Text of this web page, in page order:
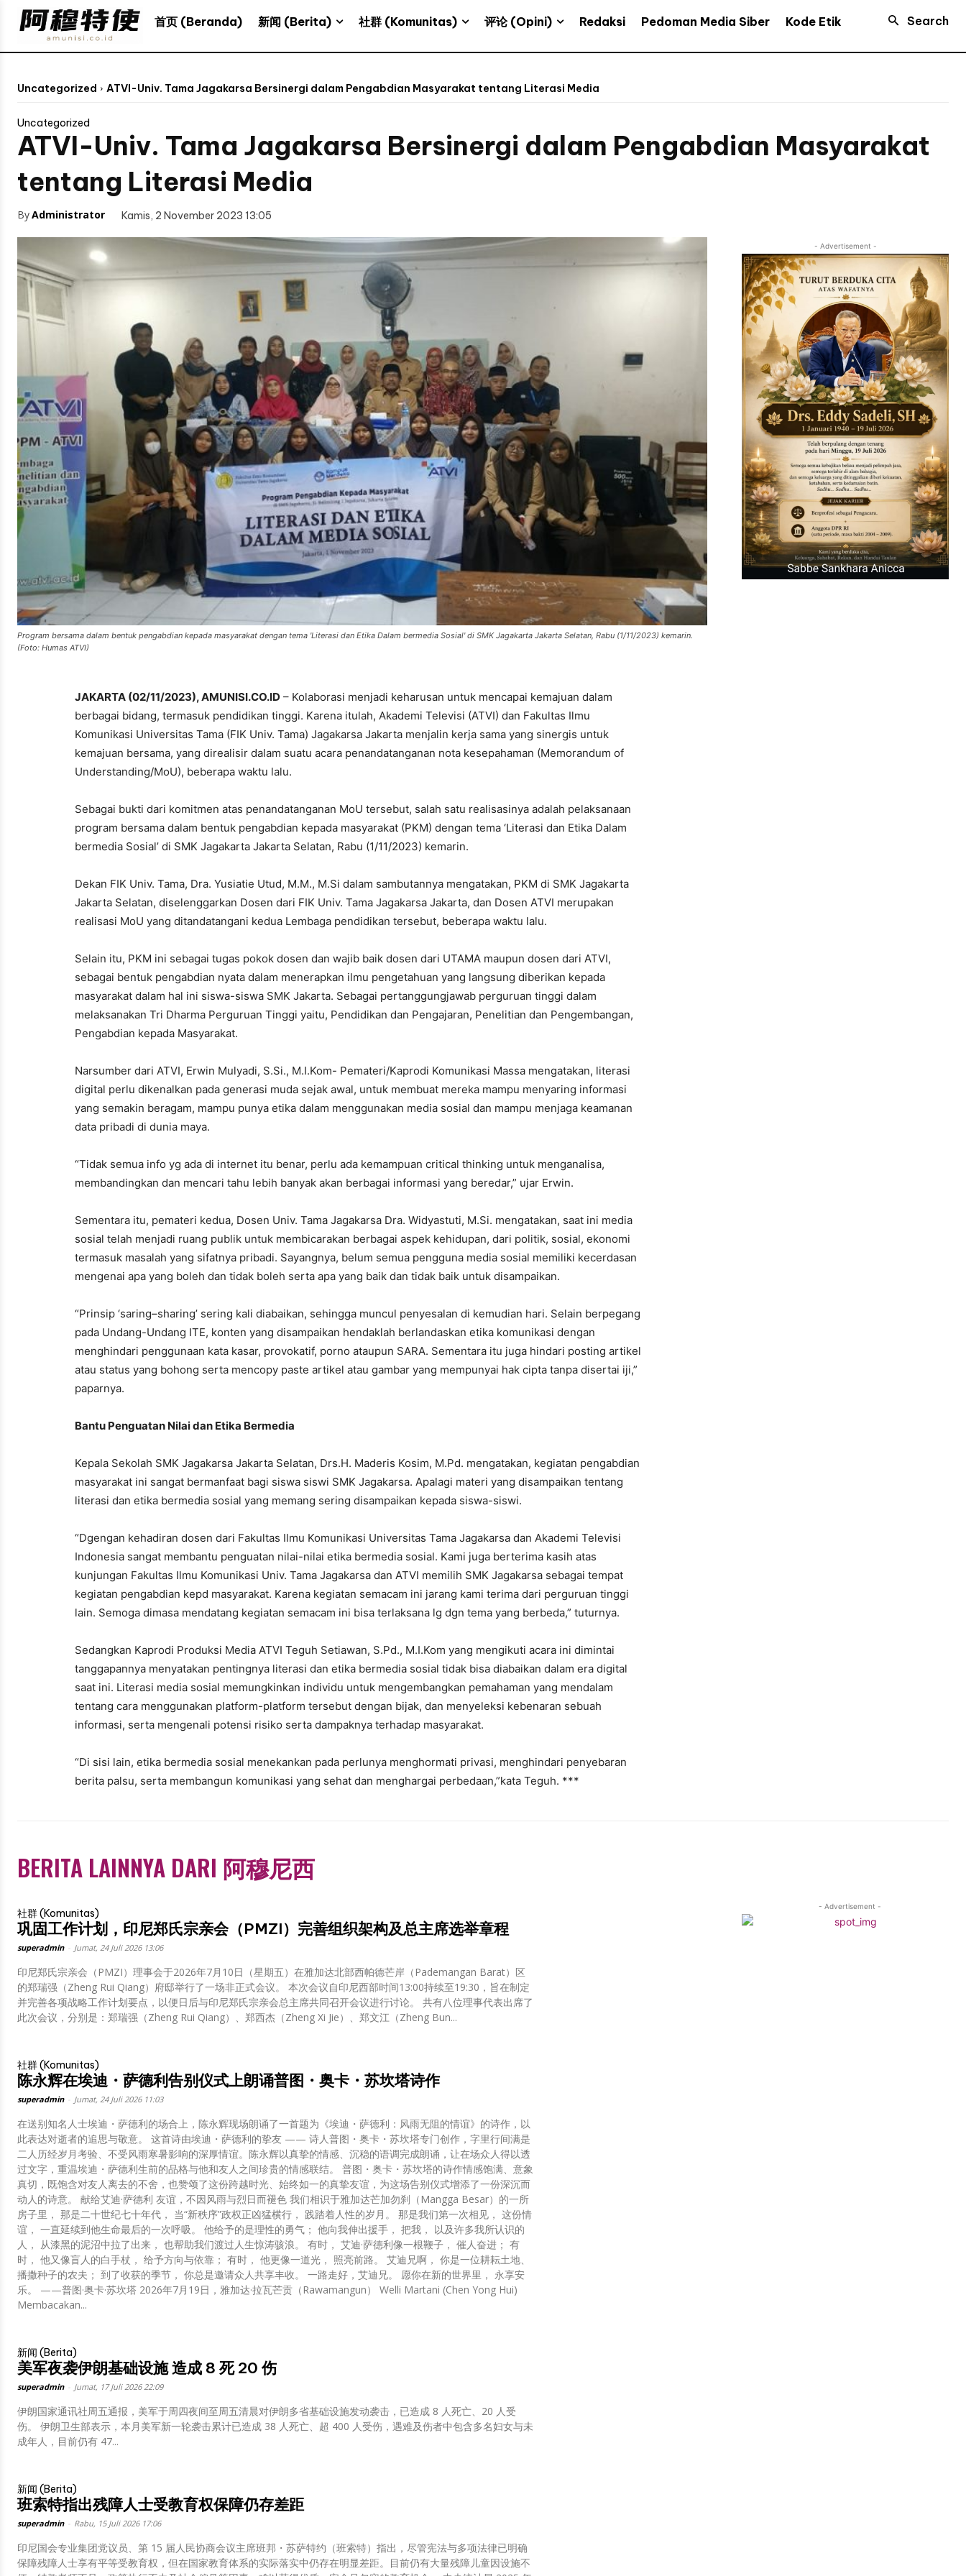
首页 (Beranda) 新闻 (Berita) 社群 (Komunitas) 评论 (Opini) Redaksi Pedoman Media Siber Kode Etik Search
Uncategorized ATVI-Univ. Tama Jagakarsa Bersinergi dalam Pengabdian Masyarakat tentang Literasi Media
Uncategorized
ATVI-Univ. Tama Jagakarsa Bersinergi dalam Pengabdian Masyarakat
tentang Literasi Media
ByAdministrator Kamis, 2 November 2023 13:05
Program bersama dalam bentuk pengabdian kepada masyarakat dengan tema 'Literasi dan Etika Dalam bermedia Sosial' di SMK Jagakarta Jakarta Selatan, Rabu (1/11/2023) kemarin.
(Foto: Humas ATVI)
JAKARTA (02/11/2023), AMUNISI.CO.ID – Kolaborasi menjadi keharusan untuk mencapai kemajuan dalam
berbagai bidang, termasuk pendidikan tinggi. Karena itulah, Akademi Televisi (ATVI) dan Fakultas Ilmu
Komunikasi Universitas Tama (FIK Univ. Tama) Jagakarsa Jakarta menjalin kerja sama yang sinergis untuk
kemajuan bersama, yang direalisir dalam suatu acara penandatanganan nota kesepahaman (Memorandum of
Understanding/MoU), beberapa waktu lalu.
Sebagai bukti dari komitmen atas penandatanganan MoU tersebut, salah satu realisasinya adalah pelaksanaan
program bersama dalam bentuk pengabdian kepada masyarakat (PKM) dengan tema ‘Literasi dan Etika Dalam
bermedia Sosial’ di SMK Jagakarta Jakarta Selatan, Rabu (1/11/2023) kemarin.
Dekan FIK Univ. Tama, Dra. Yusiatie Utud, M.M., M.Si dalam sambutannya mengatakan, PKM di SMK Jagakarta
Jakarta Selatan, diselenggarkan Dosen dari FIK Univ. Tama Jagakarsa Jakarta, dan Dosen ATVI merupakan
realisasi MoU yang ditandatangani kedua Lembaga pendidikan tersebut, beberapa waktu lalu.
Selain itu, PKM ini sebagai tugas pokok dosen dan wajib baik dosen dari UTAMA maupun dosen dari ATVI,
sebagai bentuk pengabdian nyata dalam menerapkan ilmu pengetahuan yang langsung diberikan kepada
masyarakat dalam hal ini siswa-siswa SMK Jakarta. Sebagai pertanggungjawab perguruan tinggi dalam
melaksanakan Tri Dharma Perguruan Tinggi yaitu, Pendidikan dan Pengajaran, Penelitian dan Pengembangan,
Pengabdian kepada Masyarakat.
Narsumber dari ATVI, Erwin Mulyadi, S.Si., M.I.Kom- Pemateri/Kaprodi Komunikasi Massa mengatakan, literasi
digital perlu dikenalkan pada generasi muda sejak awal, untuk membuat mereka mampu menyaring informasi
yang semakin beragam, mampu punya etika dalam menggunakan media sosial dan mampu menjaga keamanan
data pribadi di dunia maya.
“Tidak semua info yg ada di internet itu benar, perlu ada kemampuan critical thinking untuk menganalisa,
membandingkan dan mencari tahu lebih banyak akan berbagai informasi yang beredar,” ujar Erwin.
Sementara itu, pemateri kedua, Dosen Univ. Tama Jagakarsa Dra. Widyastuti, M.Si. mengatakan, saat ini media
sosial telah menjadi ruang publik untuk membicarakan berbagai aspek kehidupan, dari politik, sosial, ekonomi
termasuk masalah yang sifatnya pribadi. Sayangnya, belum semua pengguna media sosial memiliki kecerdasan
mengenai apa yang boleh dan tidak boleh serta apa yang baik dan tidak baik untuk disampaikan.
“Prinsip ‘saring–sharing’ sering kali diabaikan, sehingga muncul penyesalan di kemudian hari. Selain berpegang
pada Undang-Undang ITE, konten yang disampaikan hendaklah berlandaskan etika komunikasi dengan
menghindari penggunaan kata kasar, provokatif, porno ataupun SARA. Sementara itu juga hindari posting artikel
atau status yang bohong serta mencopy paste artikel atau gambar yang mempunyai hak cipta tanpa disertai iji,”
paparnya.
Bantu Penguatan Nilai dan Etika Bermedia
Kepala Sekolah SMK Jagakarsa Jakarta Selatan, Drs.H. Maderis Kosim, M.Pd. mengatakan, kegiatan pengabdian
masyarakat ini sangat bermanfaat bagi siswa siswi SMK Jagakarsa. Apalagi materi yang disampaikan tentang
literasi dan etika bermedia sosial yang memang sering disampaikan kepada siswa-siswi.
“Dgengan kehadiran dosen dari Fakultas Ilmu Komunikasi Universitas Tama Jagakarsa dan Akademi Televisi
Indonesia sangat membantu penguatan nilai-nilai etika bermedia sosial. Kami juga berterima kasih atas
kunjungan Fakultas Ilmu Komunikasi Univ. Tama Jagakarsa dan ATVI memilih SMK Jagakarsa sebagai tempat
kegiatan pengabdian kepd masyarakat. Karena kegiatan semacam ini jarang kami terima dari perguruan tinggi
lain. Semoga dimasa mendatang kegiatan semacam ini bisa terlaksana lg dgn tema yang berbeda,” tuturnya.
Sedangkan Kaprodi Produksi Media ATVI Teguh Setiawan, S.Pd., M.I.Kom yang mengikuti acara ini dimintai
tanggapannya menyatakan pentingnya literasi dan etika bermedia sosial tidak bisa diabaikan dalam era digital
saat ini. Literasi media sosial memungkinkan individu untuk mengembangkan pemahaman yang mendalam
tentang cara menggunakan platform-platform tersebut dengan bijak, dan menyeleksi kebenaran sebuah
informasi, serta mengenali potensi risiko serta dampaknya terhadap masyarakat.
“Di sisi lain, etika bermedia sosial menekankan pada perlunya menghormati privasi, menghindari penyebaran
berita palsu, serta membangun komunikasi yang sehat dan menghargai perbedaan,”kata Teguh. ***
- Advertisement -
BERITA LAINNYA DARI 阿穆尼西
社群 (Komunitas)
巩固工作计划，印尼郑氏宗亲会（PMZI）完善组织架构及总主席选举章程
superadmin Jumat, 24 Juli 2026 13:06
印尼郑氏宗亲会（PMZI）理事会于2026年7月10日（星期五）在雅加达北部西帕德芒岸（Pademangan Barat）区
的郑瑞强（Zheng Rui Qiang）府邸举行了一场非正式会议。 本次会议自印尼西部时间13:00持续至19:30，旨在制定
并完善各项战略工作计划要点，以便日后与印尼郑氏宗亲会总主席共同召开会议进行讨论。 共有八位理事代表出席了
此次会议，分别是：郑瑞强（Zheng Rui Qiang）、郑西杰（Zheng Xi Jie）、郑文江（Zheng Bun...
社群 (Komunitas)
陈永辉在埃迪・萨德利告别仪式上朗诵普图・奥卡・苏坎塔诗作
superadmin Jumat, 24 Juli 2026 11:03
在送别知名人士埃迪・萨德利的场合上，陈永辉现场朗诵了一首题为《埃迪・萨德利：风雨无阻的情谊》的诗作，以
此表达对逝者的追思与敬意。 这首诗由埃迪・萨德利的挚友 —— 诗人普图・奥卡・苏坎塔专门创作，字里行间满是
二人历经岁月考验、不受风雨寒暑影响的深厚情谊。陈永辉以真挚的情感、沉稳的语调完成朗诵，让在场众人得以透
过文字，重温埃迪・萨德利生前的品格与他和友人之间珍贵的情感联结。 普图・奥卡・苏坎塔的诗作情感饱满、意象
真切，既饱含对友人离去的不舍，也赞颂了这份跨越时光、始终如一的真挚友谊，为这场告别仪式增添了一份深沉而
动人的诗意。 献给艾迪·萨德利 友谊，不因风雨与烈日而褪色 我们相识于雅加达芒加勿刹（Mangga Besar）的一所
房子里， 那是二十世纪七十年代， 当“新秩序”政权正凶猛横行， 践踏着人性的岁月。 那是我们第一次相见， 这份情
谊， 一直延续到他生命最后的一次呼吸。 他给予的是理性的勇气； 他向我伸出援手， 把我， 以及许多我所认识的
人， 从漆黑的泥沼中拉了出来， 也帮助我们渡过人生惊涛骇浪。 有时， 艾迪·萨德利像一根鞭子， 催人奋进； 有
时， 他又像盲人的白手杖， 给予方向与依靠； 有时， 他更像一道光， 照亮前路。 艾迪兄啊， 你是一位耕耘土地、
播撒种子的农夫； 到了收获的季节， 你总是邀请众人共享丰收。 一路走好，艾迪兄。 愿你在新的世界里， 永享安
乐。 ——普图·奥卡·苏坎塔 2026年7月19日，雅加达·拉瓦芒贡（Rawamangun） Welli Martani (Chen Yong Hui)
Membacakan...
新闻 (Berita)
美军夜袭伊朗基础设施 造成 8 死 20 伤
superadmin Jumat, 17 Juli 2026 22:09
伊朗国家通讯社周五通报，美军于周四夜间至周五清晨对伊朗多省基础设施发动袭击，已造成 8 人死亡、20 人受
伤。 伊朗卫生部表示，本月美军新一轮袭击累计已造成 38 人死亡、超 400 人受伤，遇难及伤者中包含多名妇女与未
成年人，目前仍有 47...
新闻 (Berita)
班索特指出残障人士受教育权保障仍存差距
superadmin Rabu, 15 Juli 2026 17:06
印尼国会专业集团党议员、第 15 届人民协商会议主席班邦・苏萨特约（班索特）指出，尽管宪法与多项法律已明确
保障残障人士享有平等受教育权，但在国家教育体系的实际落实中仍存在明显差距。目前仍有大量残障儿童因设施不
- Advertisement -